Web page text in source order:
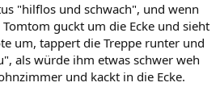
"hilflos und schwach", und wenn
guckt um die Ecke und sieht
um, tappert die Treppe runter und
als würde ihm etwas schwer weh
und kackt in die Ecke.